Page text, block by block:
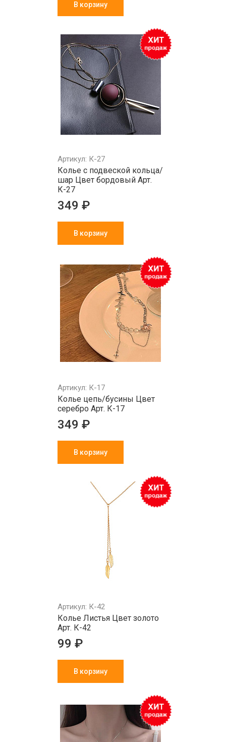
В корзину
Артикул: К-27
Колье с подвеской кольца/
шар Цвет бордовый Арт.
К-27
349 ₽
В корзину
Артикул: К-17
Колье цепь/бусины Цвет
серебро Арт. К-17
349 ₽
В корзину
Артикул: К-42
Колье Листья Цвет золото
Арт. К-42
99 ₽
В корзину